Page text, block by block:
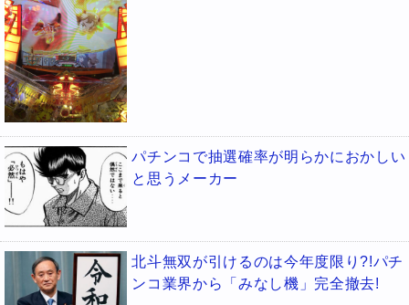
パチンコで抽選確率が明らかにおかしい
と思うメーカー
北斗無双が引けるのは今年度限り?!パチ
ンコ業界から「みなし機」完全撤去!